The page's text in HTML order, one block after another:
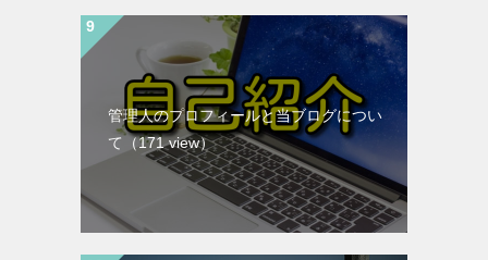
管理人のプロフィールと当ブログについ
て
（171 view）